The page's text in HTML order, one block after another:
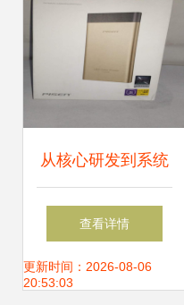
从核心研发到系统
集成 解读先机硬件
科技的战略布局
查看详情
更新时间：2026-08-06
20:53:03